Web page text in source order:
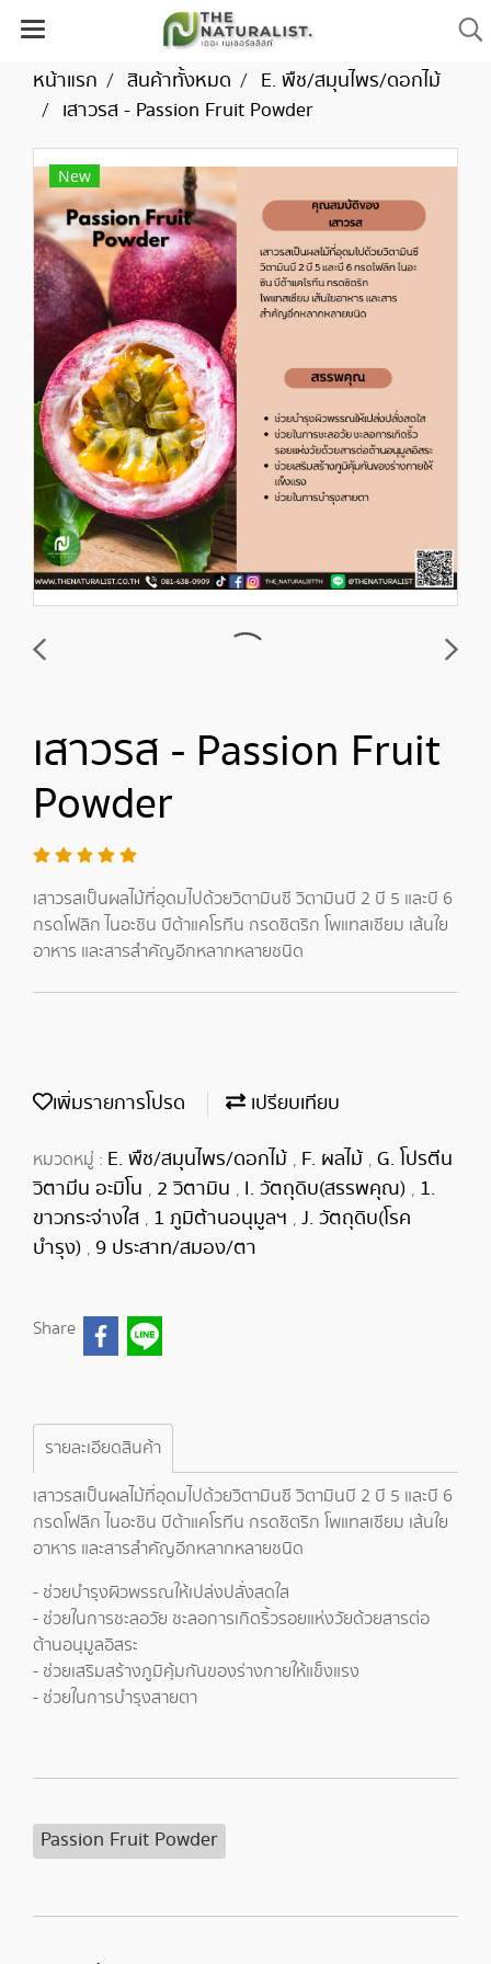
หน้าแรก สินค้าทั้งหมด
E. พืช/สมุนไพร/ดอกไม้
เสาวรส - Passion Fruit Powder
New
เสาวรส - Passion Fruit
Powder
เสาวรสเป็นผลไม้ที่อุดมไปด้วยวิตามินซี วิตามินบี 2 บี 5 และบี 6
กรดโฟลิก ไนอะซิน บีต้าแคโรทีน กรดซิตริก โพแทสเซียม เส้นใย
อาหาร และสารสำคัญอีกหลากหลายชนิด
เพิ่มรายการโปรด เปรียบเทียบ
หมวดหมู่ : E. พืช/สมุนไพร/ดอกไม้ , F. ผลไม้ , G. โปรตีน
วิตามีน อะมิโน , 2 วิตามิน , I. วัตถุดิบ(สรรพคุณ) , 1.
ขาวกระจ่างใส , 1 ภูมิต้านอนุมูลฯ , J. วัตถุดิบ(โรค
บำรุง) , 9 ประสาท/สมอง/ตา
Share
รายละเอียดสินค้า
เสาวรสเป็นผลไม้ที่อุดมไปด้วยวิตามินซี วิตามินบี 2 บี 5 และบี 6
กรดโฟลิก ไนอะซิน บีต้าแคโรทีน กรดซิตริก โพแทสเซียม เส้นใย
อาหาร และสารสำคัญอีกหลากหลายชนิด
- ช่วยบำรุงผิวพรรณให้เปล่งปลั่งสดใส
- ช่วยในการชะลอวัย ชะลอการเกิดริ้วรอยแห่งวัยด้วยสารต่อ
ต้านอนุมูลอิสระ
- ช่วยเสริมสร้างภูมิคุ้มกันของร่างกายให้แข็งแรง
- ช่วยในการบำรุงสายตา
Passion Fruit Powder